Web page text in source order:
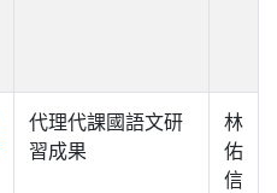
代理代課國語文研
習成果
林
佑
信